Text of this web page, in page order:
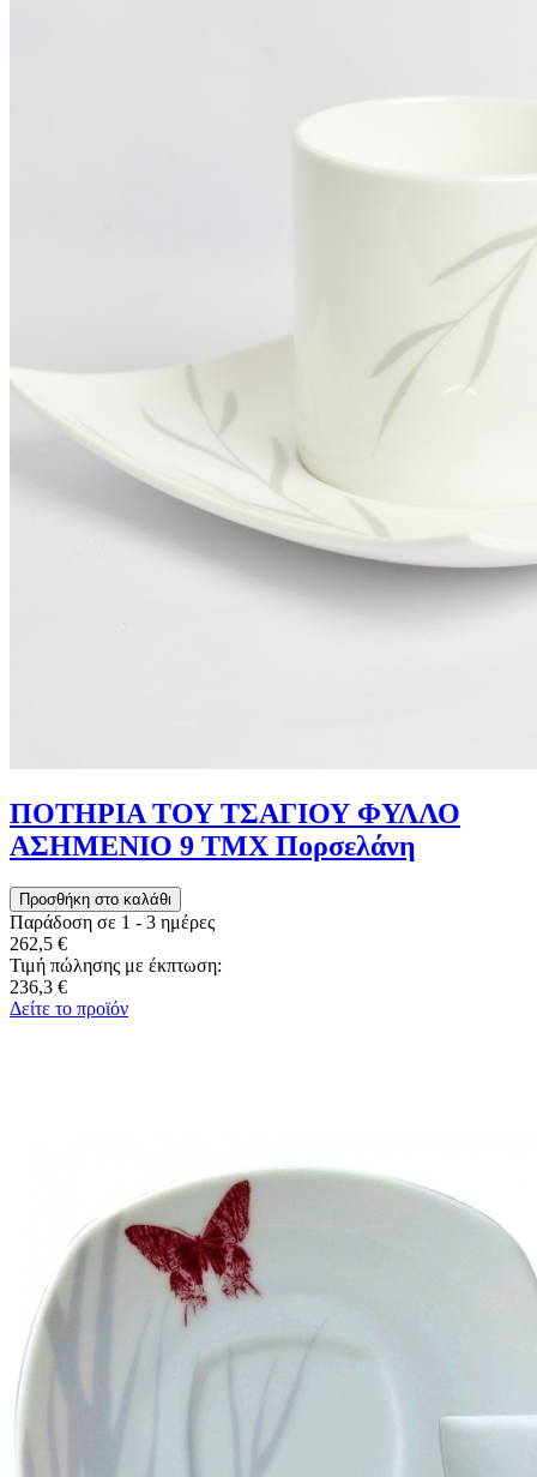
ΠΟΤΗΡΙΑ ΤΟΥ ΤΣΑΓΙΟΥ ΦΥΛΛΟ
ΑΣΗΜΕΝΙΟ 9 ΤΜΧ Πορσελάνη
Παράδοση σε 1 - 3 ημέρες
262,5 €
Τιμή πώλησης με έκπτωση:
236,3 €
Δείτε το προϊόν